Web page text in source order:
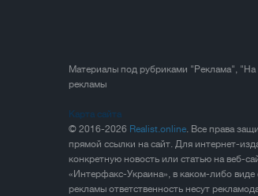
Материалы под рубриками "Реклама",
рекламы
Карта сайта
© 2016-2026 Realist.online. Все права
прямой ссылки на сайт. Для интернет-
конкретную новость или статью на веб-
«Интерфакс-Украина», в каком-либо
рекламы ответственность несут